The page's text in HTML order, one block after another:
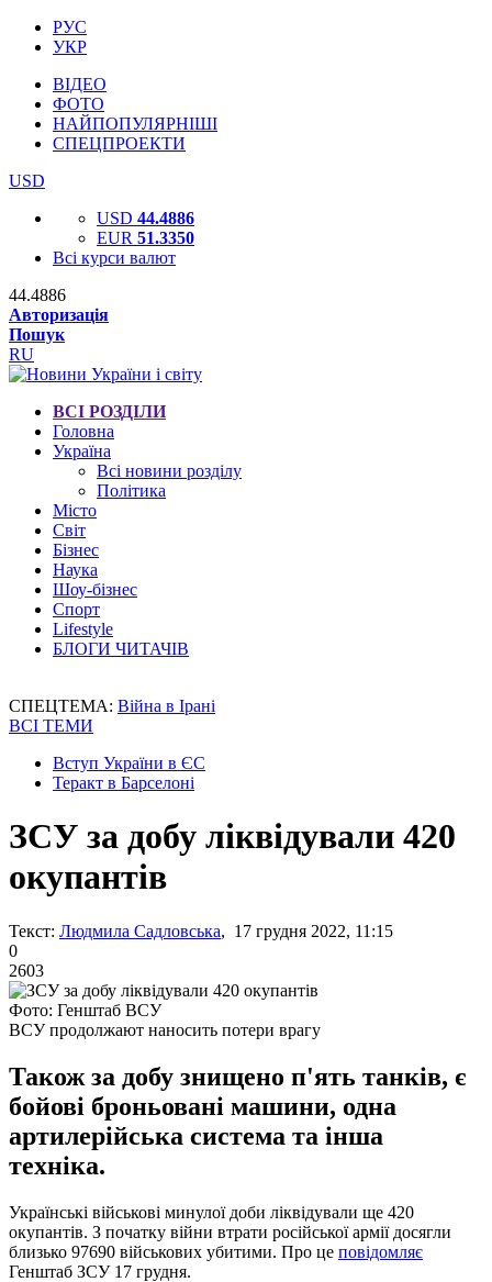
РУС
УКР
ВІДЕО
ФОТО
НАЙПОПУЛЯРНІШІ
СПЕЦПРОЕКТИ
USD
USD 44.4886
EUR 51.3350
Всі курси валют
44.4886
Авторизація
Пошук
RU
ВСІ РОЗДІЛИ
Головна
Україна
Всі новини розділу
Політика
Місто
Світ
Бізнес
Наука
Шоу-бізнес
Спорт
Lifestyle
БЛОГИ ЧИТАЧІВ
СПЕЦТЕМА: Війна в Ірані
ВСІ ТЕМИ
Вступ України в ЄС
Теракт в Барселоні
ЗСУ за добу ліквідували 420
окупантів
Текст: Людмила Садловська, 17 грудня 2022, 11:15
0
2603
Фото: Генштаб ВСУ
ВСУ продолжают наносить потери врагу
Також за добу знищено п'ять танків, є
бойові броньовані машини, одна
артилерійська система та інша
техніка.
Українські військові минулої доби ліквідували ще 420
окупантів. З початку війни втрати російської армії досягли
близько 97690 військових убитими. Про це повідомляє
Генштаб ЗСУ 17 грудня.